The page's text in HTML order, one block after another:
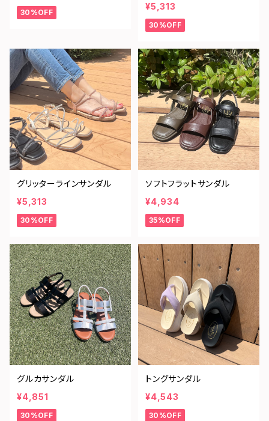
30%OFF
¥5,313
30%OFF
グリッターラインサンダル
¥5,313
30%OFF
ソフトフラットサンダル
¥4,934
35%OFF
グルカサンダル
¥4,851
30%OFF
トングサンダル
¥4,543
30%OFF